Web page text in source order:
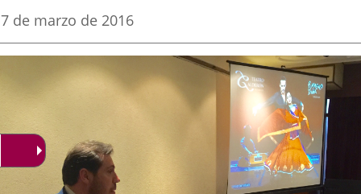
aplicación
externa.
aplicación
externa.
Fecha
la
7 de marzo de 2016